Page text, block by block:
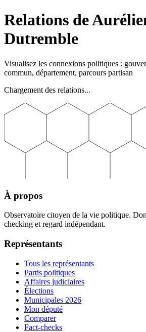
Relations de
Dutremble
Visualisez les connexions politiques :
commun, département, parcours partisan
Chargement des relations...
À propos
Observatoire citoyen de la vie politique.
checking et regard indépendant.
Représentants
Tous les représentants
Partis politiques
Affaires judiciaires
Élections
Municipales 2026
Mon député
Comparer
Fact-checks